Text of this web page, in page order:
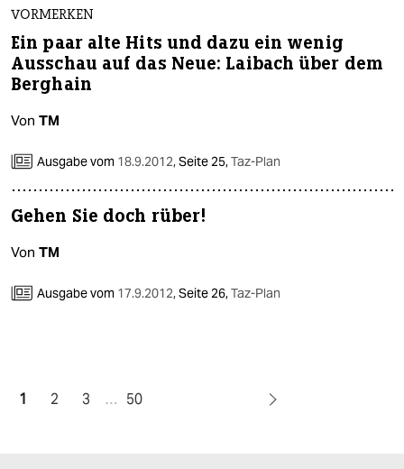
VORMERKEN
Ein paar alte Hits und dazu ein wenig
Ausschau auf das Neue: Laibach über dem
Berghain
Von TM
Ausgabe vom 18.9.2012,Seite 25,Taz-Plan
Gehen Sie doch rüber!
Von TM
Ausgabe vom 17.9.2012,Seite 26,Taz-Plan
1 2 3 … 50